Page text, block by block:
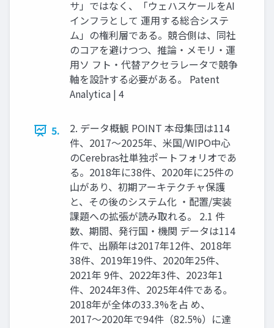
サ」ではなく、「ウェハスケールをAI
インフラとして 運用する総合システ
ム」の権利層である。競合側は、同社
のコアを避けつつ、推論・メモリ・運
用ソ フト・代替アクセラレータで競争
軸を設計する必要がある。 Patent
Analytica | 4
5.
2. データ概観 POINT 本母集団は114
件、2017〜2025年、米国/WIPO中心
のCerebras社単独ポートフォリオであ
る。2018年に38件、2020年に25件の
山があり、初期アーキテクチャ保護
と、その後のシステム化 ・配置/実装
課題への拡張が読み取れる。 2.1 件
数、期間、発行国・機関 データは114
件で、出願年は2017年12件、2018年
38件、2019年19件、2020年25件、
2021年 9件、2022年3件、2023年1
件、2024年3件、2025年4件である。
2018年が全体の33.3%を占 め、
2017〜2020年で94件（82.5%）に達